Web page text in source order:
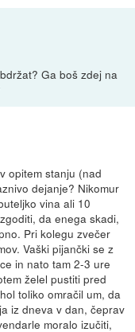
Ga boš zdej na
opitem stanju (nad
dejanje? Nikomur
vina ali 10
da enega skadi,
Pri kolegu zvečer
Vaški pijančki se z
in nato tam 2-3 ure
želel pustiti pred
toliko omračil um, da
iz dneva v dan, čeprav
moralo izučiti,